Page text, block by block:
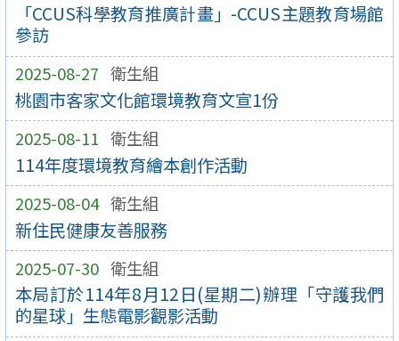
「CCUS科學教育推廣計畫」-CCUS主題教育場館
參訪
2025-08-27 衛生組
桃園市客家文化館環境教育文宣1份
2025-08-11 衛生組
114年度環境教育繪本創作活動
2025-08-04 衛生組
新住民健康友善服務
2025-07-30 衛生組
本局訂於114年8月12日(星期二)辦理「守護我們
的星球」生態電影觀影活動